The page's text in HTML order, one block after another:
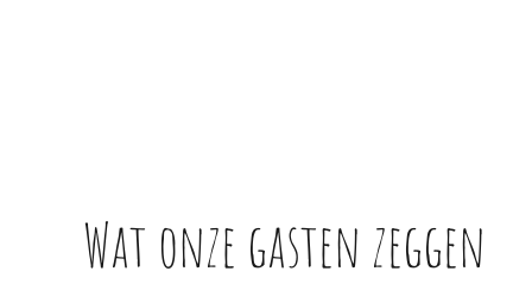
Wat onze gasten zeggen